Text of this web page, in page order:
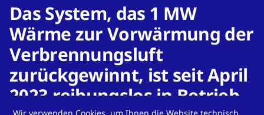
Das System, das 1 MW
Wärme zur Vorwärmung der
Verbrennungsluft
zurückgewinnt, ist seit April
2023 reibungslos in Betrieb
Wir verwenden Cookies, um Ihnen die Website technisch